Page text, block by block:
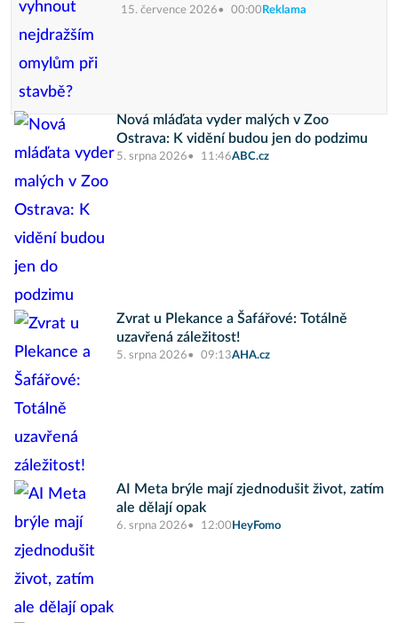
15. července 2026 00:00 Reklama
Nová mláďata vyder malých v Zoo
Ostrava: K vidění budou jen do podzimu
5. srpna 2026 11:46ABC.cz
Zvrat u Plekance a Šafářové: Totálně
uzavřená záležitost!
5. srpna 2026 09:13AHA.cz
AI Meta brýle mají zjednodušit život, zatím
ale dělají opak
6. srpna 2026 12:00 HeyFomo